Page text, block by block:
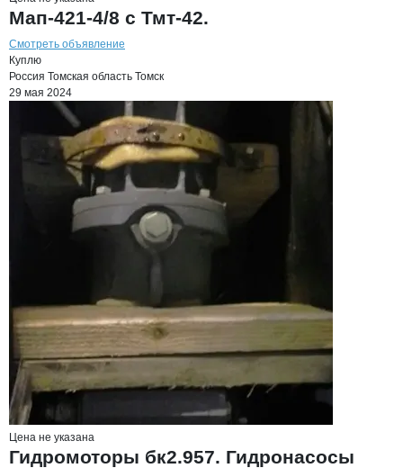
Мап-421-4/8 с Тмт-42.
Смотреть объявление
Куплю
Россия Томская область Томск
29 мая 2024
Цена не указана
Гидромоторы бк2.957. Гидронасосы